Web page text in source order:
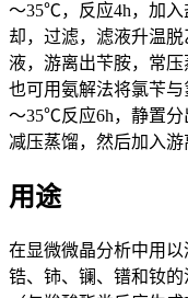
～35℃，反应4h，加
却，过滤，滤液升温
液，游离出苄胺，常压
也可用氨解法将氯苄
～35℃反应6h，静置
减压蒸馏，然后加入游
用途
在显微微晶分析中用以
锆、铈、镧、镨和钕